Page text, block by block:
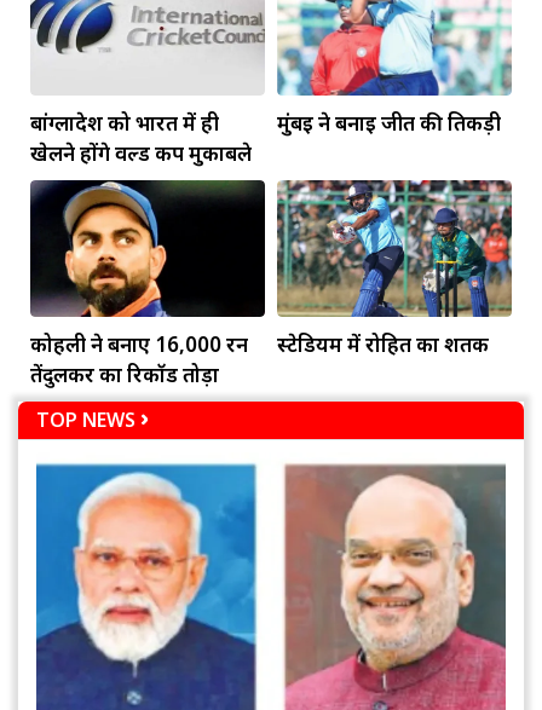
बांग्लादेश को भारत में ही
खेलने होंगे वर्ल्ड कप मुकाबले
मुंबई ने बनाई जीत की तिकड़ी
कोहली ने बनाए 16,000 रन
तेंदुलकर का रिकॉर्ड तोड़ा
स्टेडियम में रोहित का शतक
TOP NEWS